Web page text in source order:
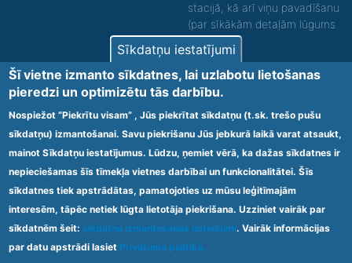
stacijā, kā arī viņu pavadīšanu
(par sīkākām detaļām lūgums
zvanīt).
Nodrošinām vides piekļūstamību personām ar
funkcionāliem traucējumiem! SIA „Sanare-KRC
Jaunķemeri”, Kolkas ielā 20, Jūrmalā ir nodrošināta vides
piekļūstamība personām ar funkcionāliem traucējumiem,
tādejādi nodrošinot atbilstību Ministru kabineta
2009.gada 20.janvāra noteikumos Nr.60 „Noteikumi par
obligātajām prasībām ārstniecības iestādēm un to
struktūrvienībām” minētajām prasībām.
Ārstniecības iestādes kods 1300 – 64003
Footer Vietnes karte Noteikumi un privātuma politika
Sīkdatņu iestatījumi
Šī vietne izmanto sīkdatnes, lai uzlabotu lietošanas
pieredzi un optimizētu tās darbību.
Nospiežot “Piekrītu visam” , Jūs piekrītat sīkdatņu (t.sk. trešo pušu
sīkdatņu) izmantošanai. Savu piekrišanu Jūs jebkurā laikā varat atsaukt,
mainot Sīkdatņu iestatījumus. Lūdzu, ņemiet vērā, ka dažas sīkdatnes ir
nepieciešamas šīs tīmekļa vietnes darbībai un funkcionalitātei. Šīs
sīkdatnes tiek apstrādātas, pamatojoties uz mūsu leģitīmajām
interesēm, tāpēc netiek lūgta lietotāja piekrišana. Uzziniet vairāk par
sīkdatnēm šeit: sīkdatņu izmantošanas noteikumi. Vairāk informācijas
par datu apstrādi lasiet Privātuma politikā.